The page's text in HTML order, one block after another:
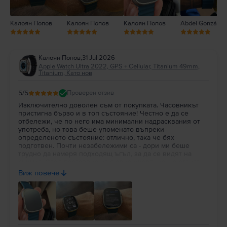
Калоян Попов Калоян Попов Калоян Попов Abdel González
Калоян Попов,31 Jul 2026
Apple Watch Ultra 2022, GPS + Cellular, Titanium 49mm,
Titanium, Като нов
5/5 Проверен отзив
Изключително доволен съм от покупката. Часовникът
пристигна бързо и в топ състояние! Честно е да се
отбележи, че по него има минимални надрасквания от
употреба, но това беше упоменато въпреки
определеното състояние: отлично, така че бях
подготвен. Почти незабележими са - дори ми беше
съвсем недоловими. По-важното за мен в случая беше
състоянието на батерията: 100% здраве!!! Препоръчвам
на всеки да вдъхне нов живот на използвана вече
техника!
Виж повече